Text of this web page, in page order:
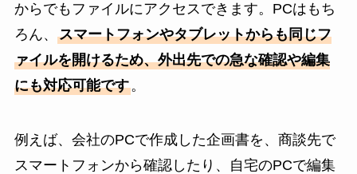
からでもファイルにアクセスできます。PCはもち
ろん、 スマートフォンやタブレットからも同じフ
ァイルを開けるため、外出先での急な確認や編集
にも対応可能です。
例えば、会社のPCで作成した企画書を、商談先で
スマートフォンから確認したり、自宅のPCで編集